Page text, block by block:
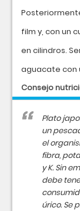
film y, con un
en cilindros.
aguacate con
Consejo
Plato
un
el
fibra,
y K. Sin
debe
úrico. Se